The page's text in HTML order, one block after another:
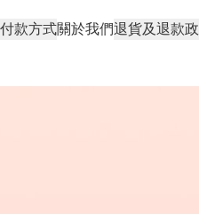
付款方式關於我們退貨及退款